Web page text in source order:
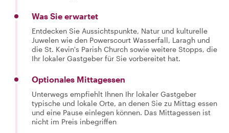
Was Sie erwartet
Entdecken Sie Aussichtspunkte, Natur und kulturelle
Juwelen wie den Powerscourt Wasserfall, Laragh und
die St. Kevin's Parish Church sowie weitere Stopps, die
Ihr lokaler Gastgeber für Sie vorbereitet hat.
Optionales Mittagessen
Unterwegs empfiehlt Ihnen Ihr lokaler Gastgeber
typische und lokale Orte, an denen Sie zu Mittag essen
und eine Pause einlegen können. Das Mittagessen ist
nicht im Preis inbegriffen